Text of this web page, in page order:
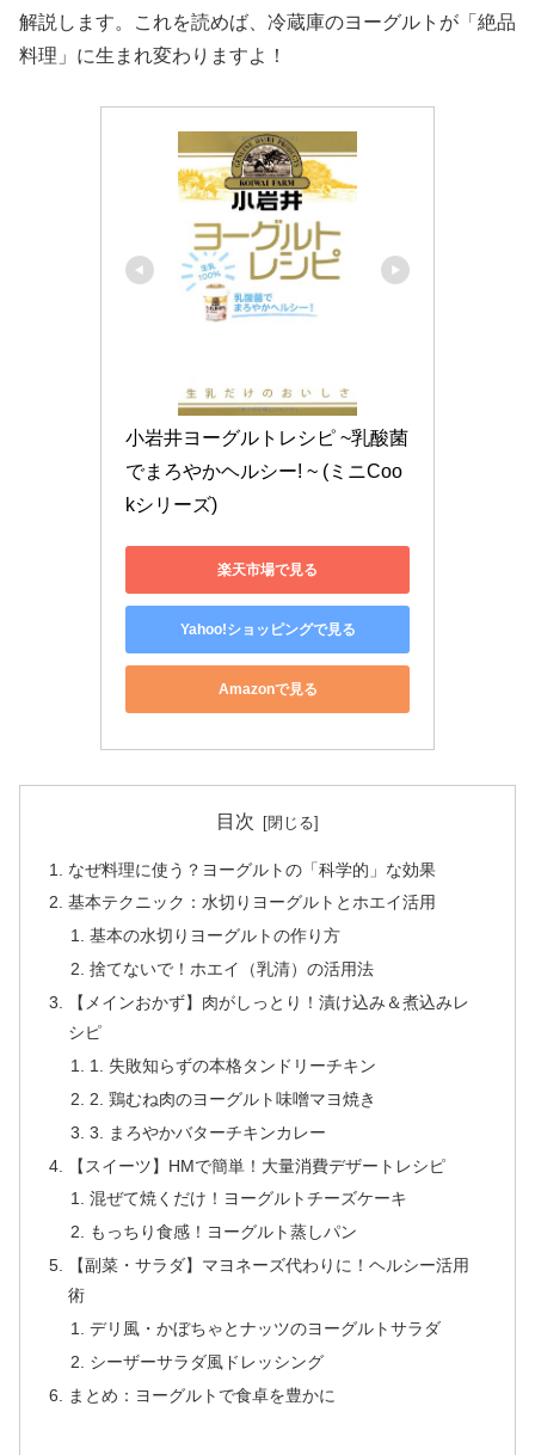
解説します。これを読めば、冷蔵庫のヨーグルトが「絶品
料理」に生まれ変わりますよ！
小岩井ヨーグルトレシピ ~乳酸菌
でまろやかヘルシー! ~ (ミニCoo
kシリーズ)
楽天市場で見る
Yahoo!ショッピングで見る
Amazonで見る
目次
なぜ料理に使う？ヨーグルトの「科学的」な効果
基本テクニック：水切りヨーグルトとホエイ活用
基本の水切りヨーグルトの作り方
捨てないで！ホエイ（乳清）の活用法
【メインおかず】肉がしっとり！漬け込み＆煮込みレ
シピ
1. 失敗知らずの本格タンドリーチキン
2. 鶏むね肉のヨーグルト味噌マヨ焼き
3. まろやかバターチキンカレー
【スイーツ】HMで簡単！大量消費デザートレシピ
混ぜて焼くだけ！ヨーグルトチーズケーキ
もっちり食感！ヨーグルト蒸しパン
【副菜・サラダ】マヨネーズ代わりに！ヘルシー活用
術
デリ風・かぼちゃとナッツのヨーグルトサラダ
シーザーサラダ風ドレッシング
まとめ：ヨーグルトで食卓を豊かに